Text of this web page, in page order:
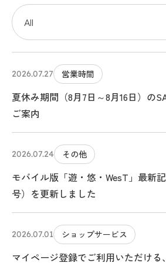
2026.07.27 営業時間
夏休み期間（8月7日～8月16日）の
ご案内
2026.07.24 その他
モバイル版「遊・悠・WesT」最新
号）を更新しました
2026.07.01 ショップサービス
マイページ登録でご利用いただける